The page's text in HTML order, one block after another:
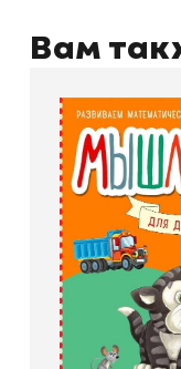
Вам
Автор
Издательство
В